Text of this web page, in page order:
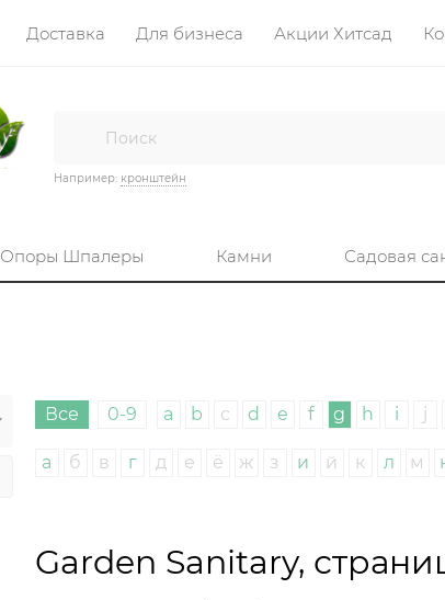
Доставка Для бизнеса Акции Хитсад
Например: кронштейн
Опоры Шпалеры Камни Садовая
Все 0-9 a b c d e f g h i j
а б в г д е ё ж з и й к л м
Garden Sanitary,